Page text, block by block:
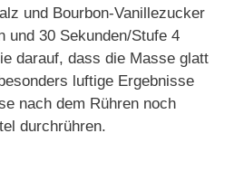
und Bourbon-Vanillezucker
und 30 Sekunden/Stufe 4
darauf, dass die Masse glatt
luftige Ergebnisse
nach dem Rühren noch
durchrühren.